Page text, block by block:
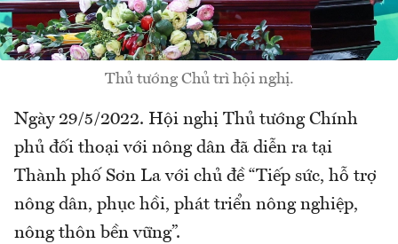
Thủ tướng Chủ trì hội nghị.
Ngày 29/5/2022. Hội nghị Thủ tướng Chính
phủ đối thoại với nông dân đã diễn ra tại
Thành phố Sơn La với chủ đề “Tiếp sức, hỗ trợ
nông dân, phục hồi, phát triển nông nghiệp,
nông thôn bền vững”.